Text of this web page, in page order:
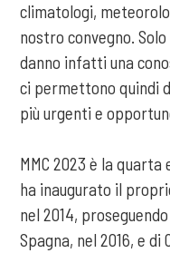
climatologi,
nostro convegno.
danno infatti una
ci permettono quindi
più urgenti e
MMC 2023 è la
ha inaugurato il
nel 2014,
Spagna, nel 2016, e di